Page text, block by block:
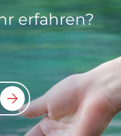
erfahren?